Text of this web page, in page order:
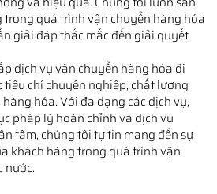
trong quá trình vận chuyển hàng hóa
giải đáp thắc mắc đến giải quyết
dịch vụ vận chuyển hàng hóa đi
tiêu chí chuyên nghiệp, chất lượng
hóa. Với đa dạng các dịch vụ,
pháp lý hoàn chỉnh và dịch vụ
tâm, chúng tôi tự tin mang đến sự
khách hàng trong quá trình vận
nước.